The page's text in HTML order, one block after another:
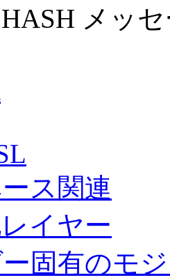
HASH メッ
ス関連
イヤー
固有のモ